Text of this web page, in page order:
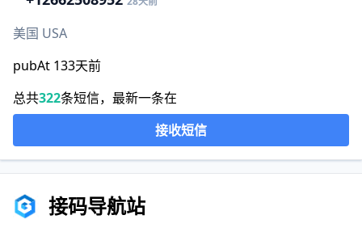
美国 USA
pubAt 133天前
总共322条短信，最新一条在
接收短信
接码导航站